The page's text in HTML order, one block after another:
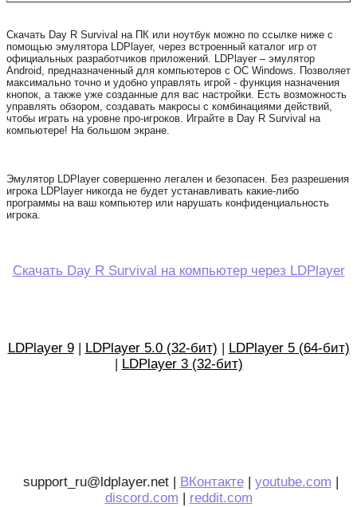
Скачать Day R Survival на ПК или ноутбук можно по ссылке ниже с
помощью эмулятора LDPlayer, через встроенный каталог игр от
официальных разработчиков приложений. LDPlayer – эмулятор
Android, предназначенный для компьютеров с ОС Windows. Позволяет
максимально точно и удобно управлять игрой - функция назначения
кнопок, а также уже созданные для вас настройки. Есть возможность
управлять обзором, создавать макросы с комбинациями действий,
чтобы играть на уровне про-игроков. Играйте в Day R Survival на
компьютере! На большом экране.
Эмулятор LDPlayer совершенно легален и безопасен. Без разрешения
игрока LDPlayer никогда не будет устанавливать какие-либо
программы на ваш компьютер или нарушать конфиденциальность
игрока.
Скачать Day R Survival на компьютер через LDPlayer
LDPlayer 9| LDPlayer 5.0 (32-бит)
LDPlayer 5 (64-бит)
LDPlayer 3 (32-бит)
support_ru@ldplayer.net | ВКонтакте| youtube.com
discord.com
reddit.com